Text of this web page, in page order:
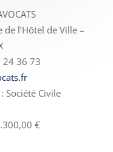
l’Hôtel de Ville –
24 36 73
Société Civile
€